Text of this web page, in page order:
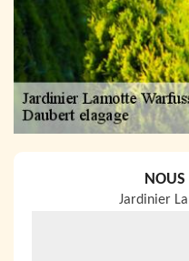
NOUS
Jardinier